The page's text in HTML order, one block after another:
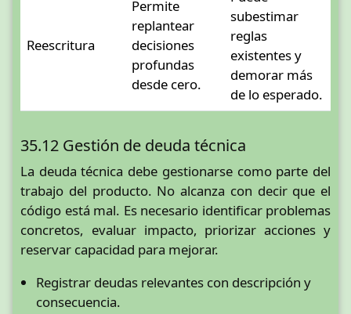
Reescritura
Permite
replantear
decisiones
profundas
desde cero.
subestimar
reglas
existentes y
demorar más
de lo esperado.
35.12 Gestión de deuda técnica
La deuda técnica debe gestionarse como parte del
trabajo del producto. No alcanza con decir que el
código está mal. Es necesario identificar problemas
concretos, evaluar impacto, priorizar acciones y
reservar capacidad para mejorar.
Registrar deudas relevantes con descripción y
consecuencia.